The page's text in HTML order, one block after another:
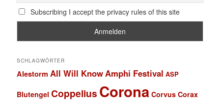
Subscribing I accept the privacy rules of this site
SCHLAGWÖRTER
Alestorm All Will KnowAmphi Festival ASP
Blutengel Coppelius Corona Corvus Corax